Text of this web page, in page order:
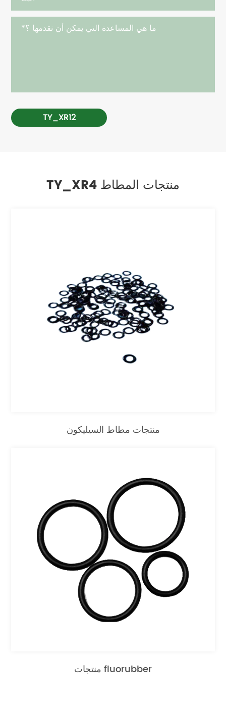
TY_XR12
TY_XR4 منتجات المطاط
منتجات مطاط السيليكون
منتجات fluorubber